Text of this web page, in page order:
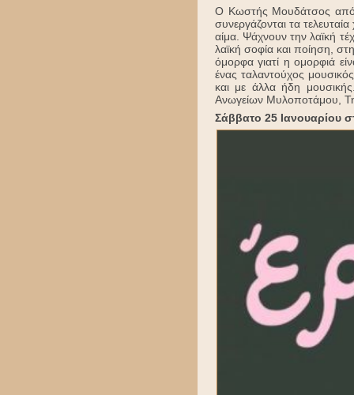
Ο Κωστής Μουδάτσος από
συνεργάζονται τα
αίμα. Ψάχνουν την λαϊκή
λαϊκή σοφία και ποίηση,
όμορφα γιατί η ομορφιά
ένας ταλαντούχος
και με άλλα ήδη
Ανωγείων Μυλοποτάμου,
Σάββατο 25 Ιανουαρίου